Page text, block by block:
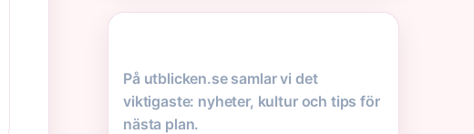
På utblicken.se samlar vi det
viktigaste: nyheter, kultur och tips för
nästa plan.